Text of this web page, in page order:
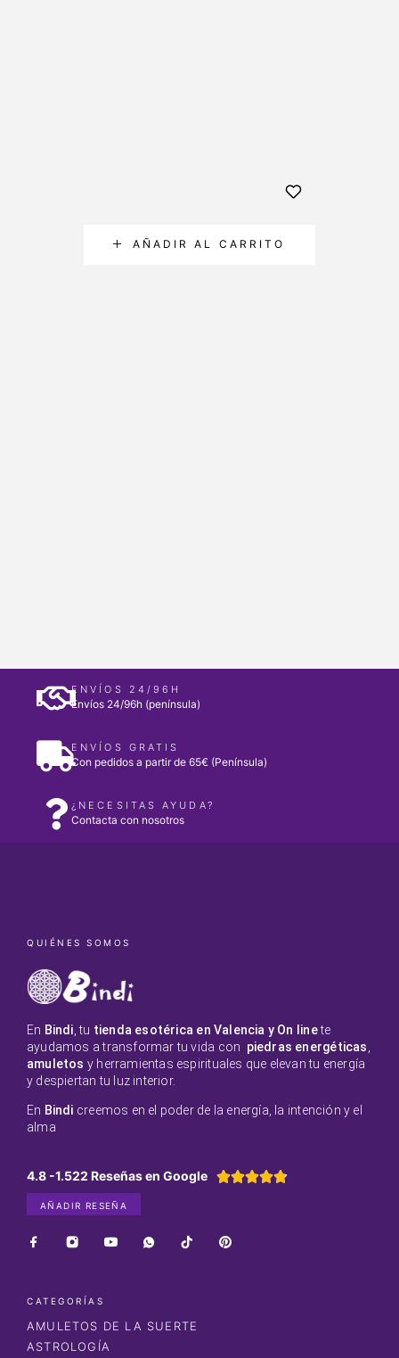
ENVÍOS 24/96H
Envíos 24/96h (península)
ENVÍOS GRATIS
Con pedidos a partir de 65€ (Península)
¿NECESITAS AYUDA?
Contacta con nosotros
QUIÉNES SOMOS
En Bindi , tu tienda esotérica en Valencia y On linete
ayudamos a transformar tu vida con piedras energéticas
amuletos y herramientas espirituales que elevan tu energía
y despiertan tu luz interior.
En Bindi creemos en el poder de la energía, la intención y el
alma
4.8 -1.522 Reseñas en Google 
AÑADIR RESEÑA
CATEGORÍAS
AMULETOS DE LA SUERTE
ASTROLOGÍA